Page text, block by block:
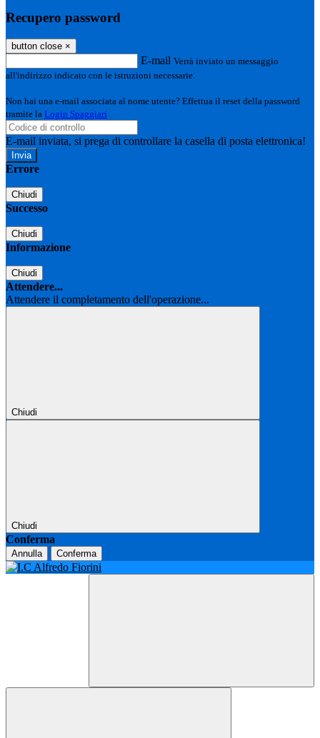
Recupero password
button close ×
E-mail Verrà inviato un messaggio
all'indirizzo indicato con le istruzioni necessarie.
Non hai una e-mail associata al nome utente? Effettua il reset della password
tramite la Login Spaggiari
E-mail inviata, si prega di controllare la casella di posta elettronica!
Errore
Chiudi
Successo
Chiudi
Informazione
Chiudi
Attendere...
Attendere il completamento dell'operazione...
Chiudi
Chiudi
Conferma
Annulla Conferma